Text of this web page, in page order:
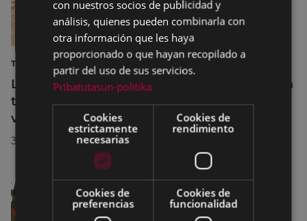
TURISMO
La diputada Azahara Domínguez destaca la
transformación turística de Eibar en su
visita a la localidad
30/07/2026
con nuestros socios de publicidad y
análisis, quienes pueden combinarla con
otra información que les haya
proporcionado o que hayan recopilado a
partir del uso de sus servicios.
Pribatutasun-politika
Cookies
estrictamente
necesarias
Cookies de
rendimiento
Cookies de
preferencias
Cookies de
funcionalidad